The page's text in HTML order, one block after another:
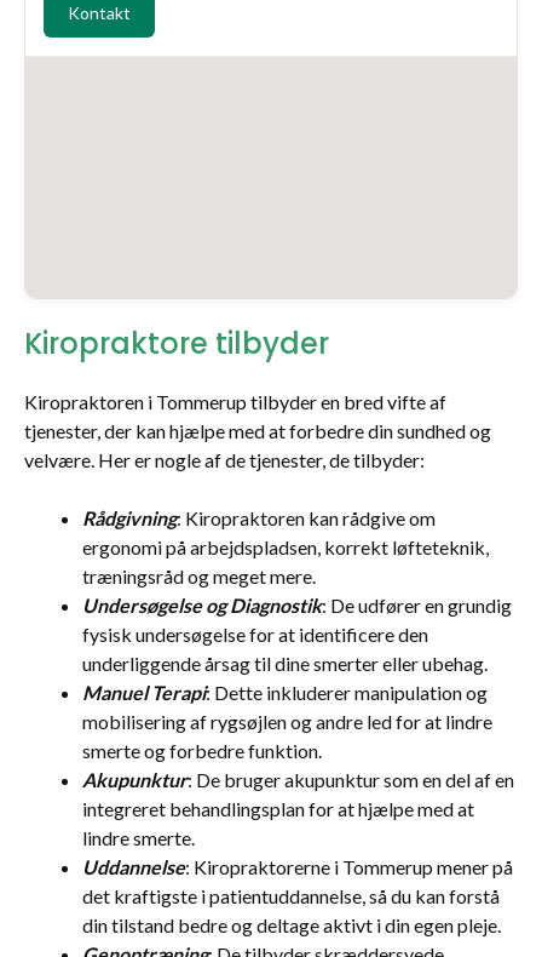
Kontakt
Kiropraktore tilbyder
Kiropraktoren i Tommerup tilbyder en bred vifte af
tjenester, der kan hjælpe med at forbedre din sundhed og
velvære. Her er nogle af de tjenester, de tilbyder:
Rådgivning: Kiropraktoren kan rådgive om
ergonomi på arbejdspladsen, korrekt løfteteknik,
træningsråd og meget mere.
Undersøgelse og Diagnostik: De udfører en grundig
fysisk undersøgelse for at identificere den
underliggende årsag til dine smerter eller ubehag.
Manuel Terapi: Dette inkluderer manipulation og
mobilisering af rygsøjlen og andre led for at lindre
smerte og forbedre funktion.
Akupunktur: De bruger akupunktur som en del af en
integreret behandlingsplan for at hjælpe med at
lindre smerte.
Uddannelse: Kiropraktorerne i Tommerup mener på
det kraftigste i patientuddannelse, så du kan forstå
din tilstand bedre og deltage aktivt i din egen pleje.